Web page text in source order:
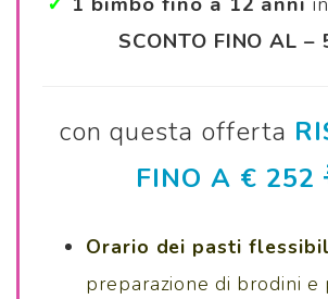
SCONTO FINO AL –
con questa offerta
FINO A € 252
Orario dei pasti
preparazione di brodini